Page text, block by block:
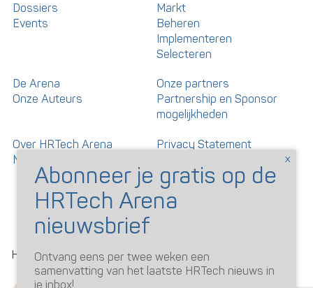
Dossiers
Events
Markt
Beheren
Implementeren
Selecteren
De Arena
Onze Auteurs
Onze partners
Partnership en Sponsor
mogelijkheden
Over HRTech Arena
Nieuwsbrief
Privacy Statement
Gedragscode artikelen en
reacties
HRTechArena 2026
Ontvang eens per twee weken een
samenvatting van het laatste HRTech nieuws in
je inbox!